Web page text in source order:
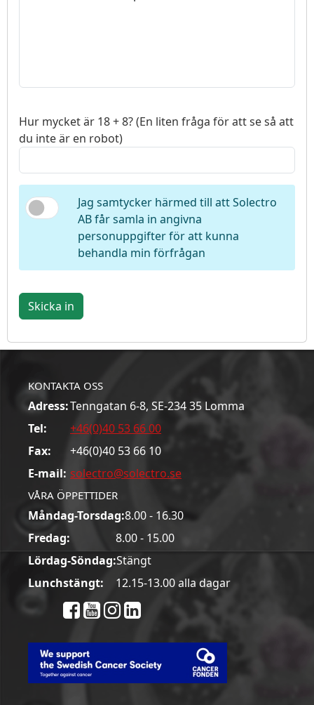
Hur mycket är 18 + 8? (En liten fråga för att se så att
du inte är en robot)
Jag samtycker härmed till att Solectro
AB får samla in angivna
personuppgifter för att kunna
behandla min förfrågan
Skicka in
KONTAKTA OSS
Adress:Tenngatan 6-8, SE-234 35 Lomma
Tel:
+46(0)40 53 66 00
Fax:
+46(0)40 53 66 10
E-mail: solectro@solectro.se
VÅRA ÖPPETTIDER
Måndag-Torsdag:8.00 - 16.30
Fredag:
8.00 - 15.00
Lördag-Söndag:Stängt
Lunchstängt:
12.15-13.00 alla dagar